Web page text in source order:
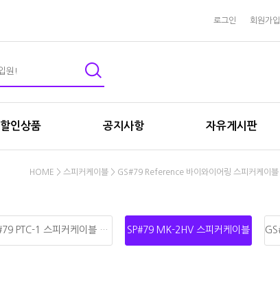
로그인 회원가입
할인상품 공지사항 자유게시판
HOME > 스피커케이블 > GS#79 Reference 바이와이어링 스피커케이블
SP#79 PTC-1 스피커케이블 선재 SP#79 MK-2HV 스피커케이블